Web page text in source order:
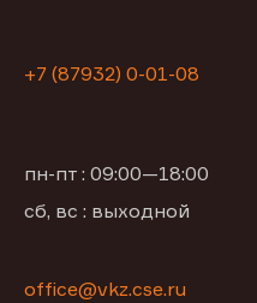
+7 (87932) 0-01-08
пн-пт : 09:00—18:00
сб, вс : выходной
office@vkz.cse.ru